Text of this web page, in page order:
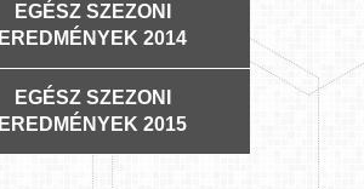
EGÉSZ SZEZONI
EREDMÉNYEK 2014
EGÉSZ SZEZONI
EREDMÉNYEK 2015